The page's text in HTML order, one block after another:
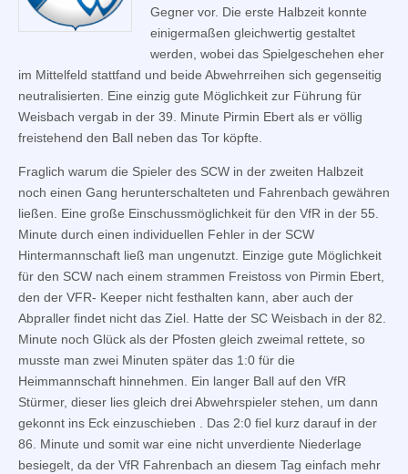
Gegner vor. Die erste Halbzeit konnte
einigermaßen gleichwertig gestaltet
werden, wobei das Spielgeschehen eher
im Mittelfeld stattfand und beide Abwehrreihen sich gegenseitig
neutralisierten. Eine einzig gute Möglichkeit zur Führung für
Weisbach vergab in der 39. Minute Pirmin Ebert als er völlig
freistehend den Ball neben das Tor köpfte.
Fraglich warum die Spieler des SCW in der zweiten Halbzeit
noch einen Gang herunterschalteten und Fahrenbach gewähren
ließen. Eine große Einschussmöglichkeit für den VfR in der 55.
Minute durch einen individuellen Fehler in der SCW
Hintermannschaft ließ man ungenutzt. Einzige gute Möglichkeit
für den SCW nach einem strammen Freistoss von Pirmin Ebert,
den der VFR- Keeper nicht festhalten kann, aber auch der
Abpraller findet nicht das Ziel. Hatte der SC Weisbach in der 82.
Minute noch Glück als der Pfosten gleich zweimal rettete, so
musste man zwei Minuten später das 1:0 für die
Heimmannschaft hinnehmen. Ein langer Ball auf den VfR
Stürmer, dieser lies gleich drei Abwehrspieler stehen, um dann
gekonnt ins Eck einzuschieben . Das 2:0 fiel kurz darauf in der
86. Minute und somit war eine nicht unverdiente Niederlage
besiegelt, da der VfR Fahrenbach an diesem Tag einfach mehr